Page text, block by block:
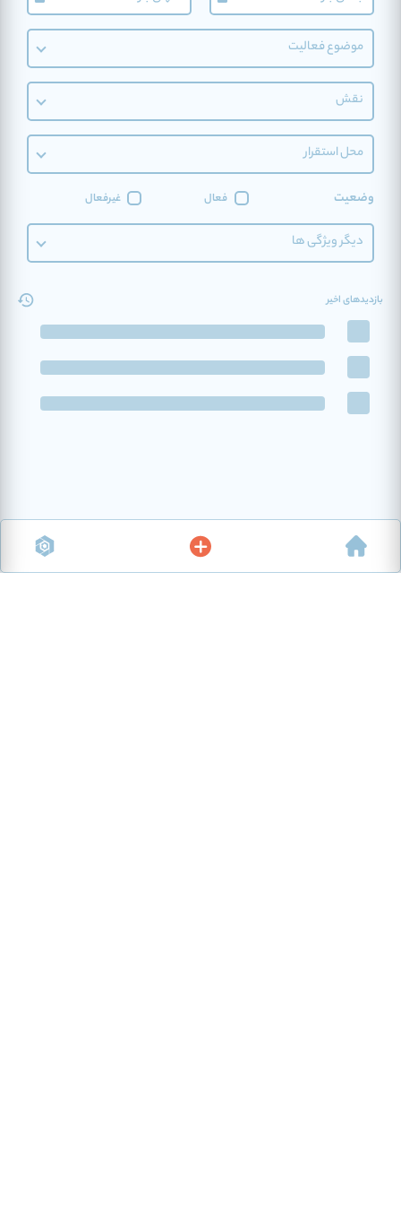
موضوع فعالیت
نقش
محل استقرار
وضعیت فعال غیرفعال
دیگر ویژگی ها
بازدیدهای اخیر